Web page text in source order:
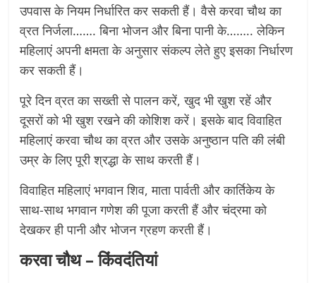
उपवास के नियम निर्धारित कर सकती हैं। वैसे करवा चौथ का
व्रत निर्जला……. बिना भोजन और बिना पानी के…….. लेकिन
महिलाएं अपनी क्षमता के अनुसार संकल्प लेते हुए इसका निर्धारण
कर सकती हैं।
पूरे दिन व्रत का सख्ती से पालन करें, खुद भी खुश रहें और
दूसरों को भी खुश रखने की कोशिश करें। इसके बाद विवाहित
महिलाएं करवा चौथ का व्रत और उसके अनुष्ठान पति की लंबी
उम्र के लिए पूरी श्रद्धा के साथ करती हैं।
विवाहित महिलाएं भगवान शिव, माता पार्वती और कार्तिकेय के
साथ-साथ भगवान गणेश की पूजा करती हैं और चंद्रमा को
देखकर ही पानी और भोजन ग्रहण करती हैं।
करवा चौथ – किंवदंतियां